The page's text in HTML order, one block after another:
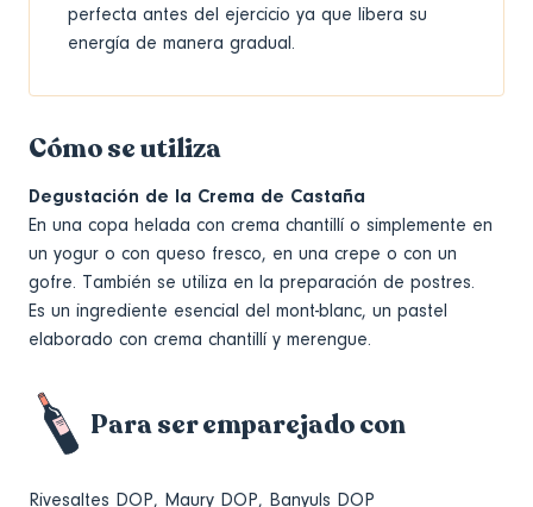
perfecta antes del ejercicio ya que libera su
energía de manera gradual.
Cómo se utiliza
Degustación de la Crema de Castaña
En una copa helada con crema chantillí o simplemente en
un yogur o con queso fresco, en una crepe o con un
gofre. También se utiliza en la preparación de postres.
Es un ingrediente esencial del mont-blanc, un pastel
elaborado con crema chantillí y merengue.
Para ser emparejado con
Rivesaltes DOP, Maury DOP, Banyuls DOP